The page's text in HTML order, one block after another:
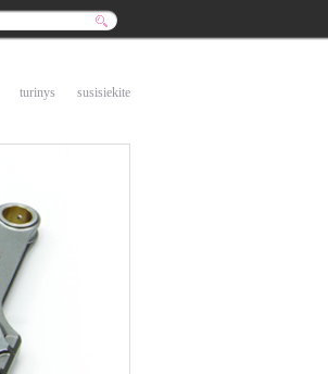
susisiekite
turinys